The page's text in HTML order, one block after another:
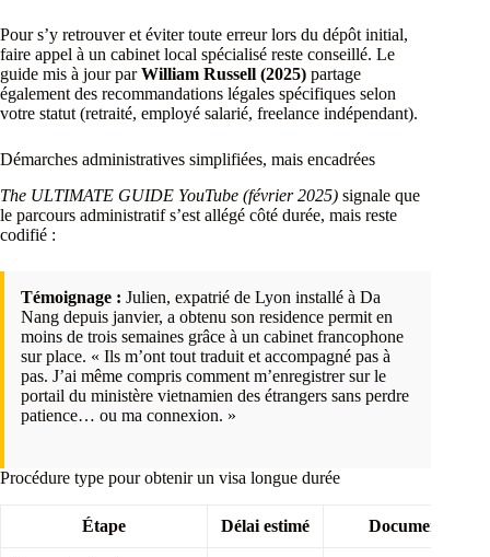
Pour s’y retrouver et éviter toute erreur lors du dépôt initial,
faire appel à un cabinet local spécialisé reste conseillé. Le
guide mis à jour parWilliam Russell (2025) partage
également des recommandations légales spécifiques selon
votre statut (retraité, employé salarié, freelance indépendant).
Démarches administratives simplifiées, mais encadrées
The ULTIMATE GUIDE YouTube (février 2025) signale que
le parcours administratif s’est allégé côté durée, mais reste
codifié :
Témoignage : Julien, expatrié de Lyon installé à Da
Nang depuis janvier, a obtenu son residence permit en
moins de trois semaines grâce à un cabinet francophone
sur place. « Ils m’ont tout traduit et accompagné pas à
pas. J’ai même compris comment m’enregistrer sur le
portail du ministère vietnamien des étrangers sans perdre
patience… ou ma connexion. »
Procédure type pour obtenir un visa longue durée
Étape Délai estimé Documents